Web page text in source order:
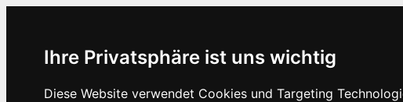
Ihre Privatsphäre ist uns wichtig
Diese Website verwendet Cookies und Targeting